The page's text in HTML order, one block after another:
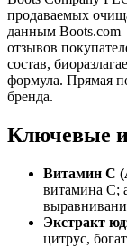
продаваемых
данным Boots.com
отзывов
состав,
формула. Прямая
бренда.
Ключевые
Витамин C
витамина C;
Экстракт
цитрус,